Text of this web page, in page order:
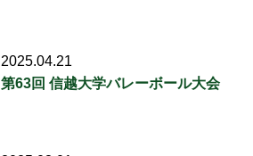
2025.04.21
第63回 信越大学バレーボール大会